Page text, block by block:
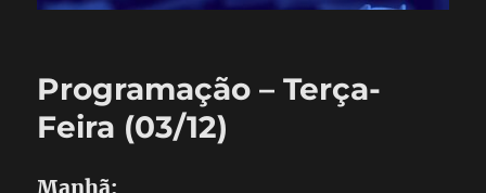
Programação – Terça-
Feira (03/12)
Manhã: